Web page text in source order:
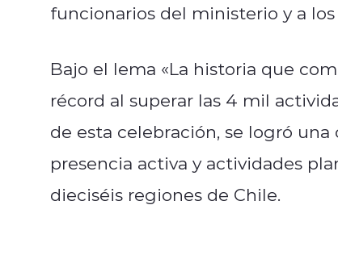
funcionarios del ministerio y a
Bajo el lema «La historia que
récord al superar las 4 mil
de esta celebración, se logró
presencia activa y actividades
dieciséis regiones de Chile.